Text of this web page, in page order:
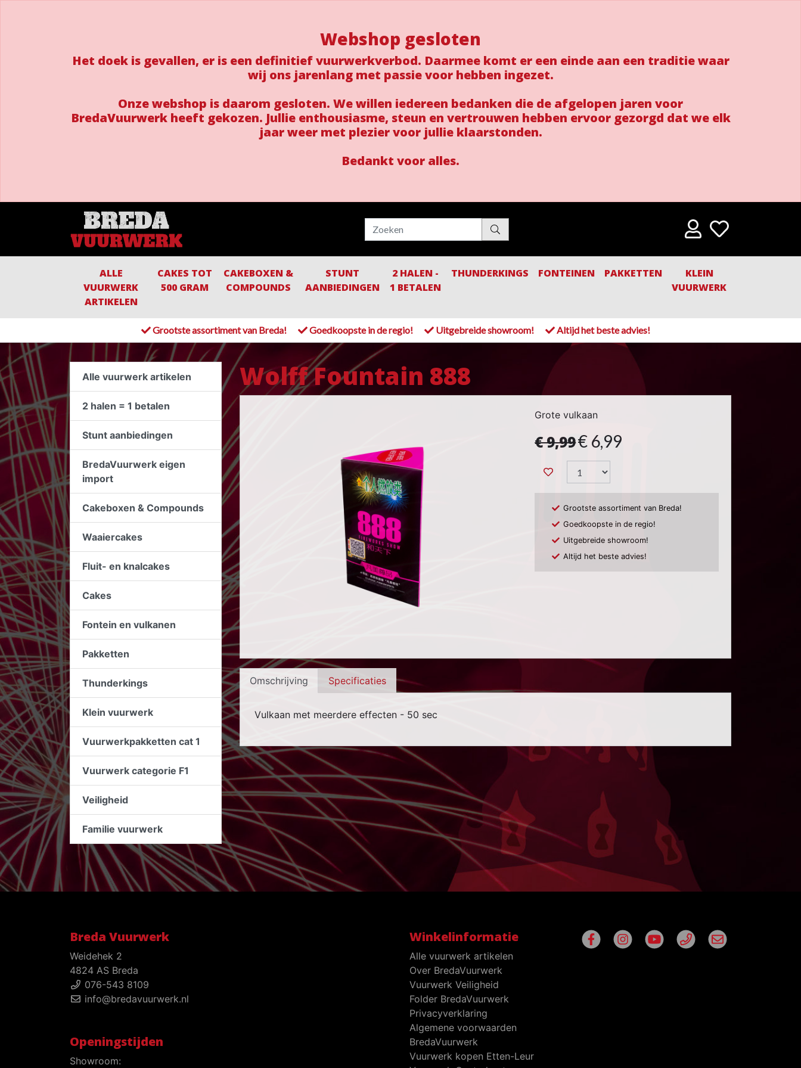
Webshop gesloten
Het doek is gevallen, er is een definitief vuurwerkverbod. Daarmee komt er een einde aan een traditie waar
wij ons jarenlang met passie voor hebben ingezet.
Onze webshop is daarom gesloten. We willen iedereen bedanken die de afgelopen jaren voor
BredaVuurwerk heeft gekozen. Jullie enthousiasme, steun en vertrouwen hebben ervoor gezorgd dat we elk
jaar weer met plezier voor jullie klaarstonden.
Bedankt voor alles.
ALLE
VUURWERK
ARTIKELEN
CAKES TOT
500 GRAM
CAKEBOXEN &
COMPOUNDS
STUNT
AANBIEDINGEN
2 HALEN -
1 BETALEN
THUNDERKINGS FONTEINEN PAKKETTEN
KLEIN
VUURWERK
Grootste assortiment van Breda! Goedkoopste in de regio! Uitgebreide showroom! Altijd het beste advies!
Alle vuurwerk artikelen
2 halen = 1 betalen
Stunt aanbiedingen
BredaVuurwerk eigen
import
Cakeboxen & Compounds
Waaiercakes
Fluit- en knalcakes
Cakes
Fontein en vulkanen
Pakketten
Thunderkings
Klein vuurwerk
Vuurwerkpakketten cat 1
Vuurwerk categorie F1
Veiligheid
Familie vuurwerk
Wolff Fountain 888
Grote vulkaan
€ 9,99€ 6,99
Grootste assortiment van Breda!
Goedkoopste in de regio!
Uitgebreide showroom!
Altijd het beste advies!
Omschrijving Specificaties
Vulkaan met meerdere effecten - 50 sec
Breda Vuurwerk
Weidehek 2
4824 AS Breda
076-543 8109
info@bredavuurwerk.nl
Openingstijden
Showroom:
Winkelinformatie
Alle vuurwerk artikelen
Over BredaVuurwerk
Vuurwerk Veiligheid
Folder BredaVuurwerk
Privacyverklaring
Algemene voorwaarden
BredaVuurwerk
Vuurwerk kopen Etten-Leur